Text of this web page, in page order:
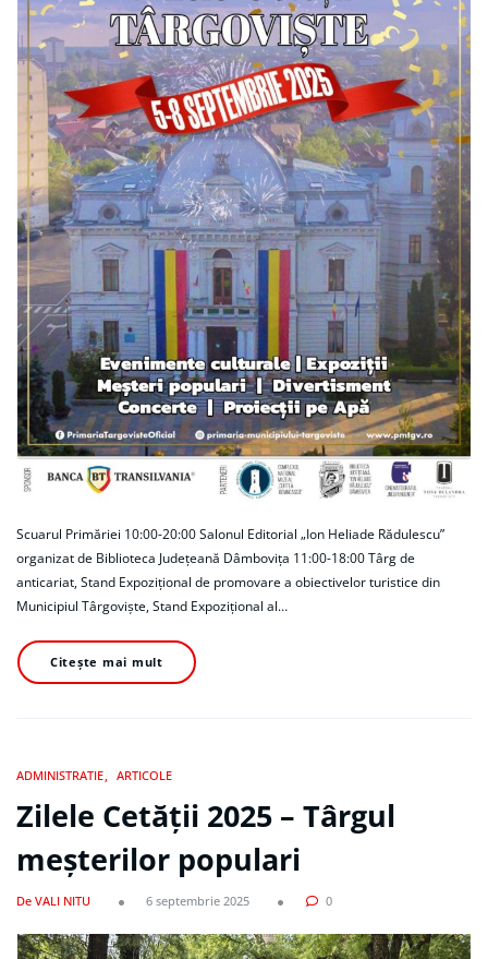
Scuarul Primăriei 10:00-20:00 Salonul Editorial „Ion Heliade Rădulescu”
organizat de Biblioteca Județeană Dâmbovița 11:00-18:00 Târg de
anticariat, Stand Expozițional de promovare a obiectivelor turistice din
Municipiul Târgoviște, Stand Expozițional al…
Citește mai mult
ADMINISTRATIE ARTICOLE
Zilele Cetății 2025 – Târgul
meșterilor populari
De VALI NITU 6 septembrie 2025 0